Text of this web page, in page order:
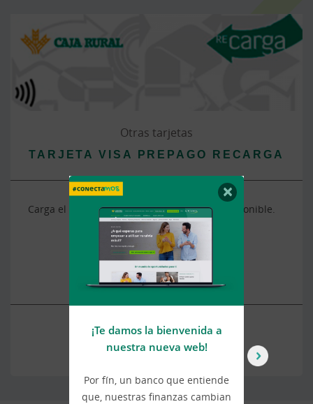
Otras tarjetas
TARJETA VISA PREPAGO RECARGA
Carga el dinero exacto que quieras tener disponible.
×
¡Te damos la bienvenida a
nuestra nueva web!
Por fín, un banco que entiende
que, nuestras finanzas cambian